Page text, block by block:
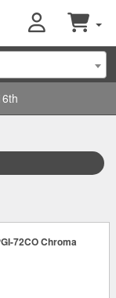
72CO Chroma